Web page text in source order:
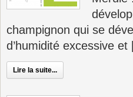
champignon qui se
d’humidité excessive
Lire la suite...